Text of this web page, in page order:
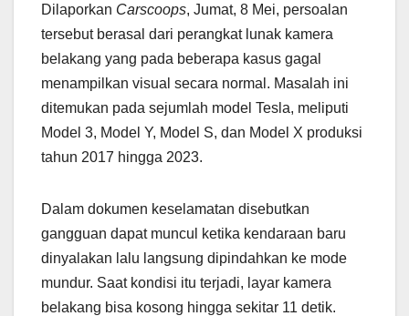
Dilaporkan Carscoops, Jumat, 8 Mei, persoalan
tersebut berasal dari perangkat lunak kamera
belakang yang pada beberapa kasus gagal
menampilkan visual secara normal. Masalah ini
ditemukan pada sejumlah model Tesla, meliputi
Model 3, Model Y, Model S, dan Model X produksi
tahun 2017 hingga 2023.
Dalam dokumen keselamatan disebutkan
gangguan dapat muncul ketika kendaraan baru
dinyalakan lalu langsung dipindahkan ke mode
mundur. Saat kondisi itu terjadi, layar kamera
belakang bisa kosong hingga sekitar 11 detik.